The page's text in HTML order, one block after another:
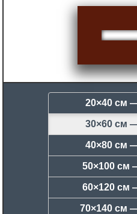
20×40 см
30×60 см
40×80 см
50×100 см
60×120 см
70×140 см